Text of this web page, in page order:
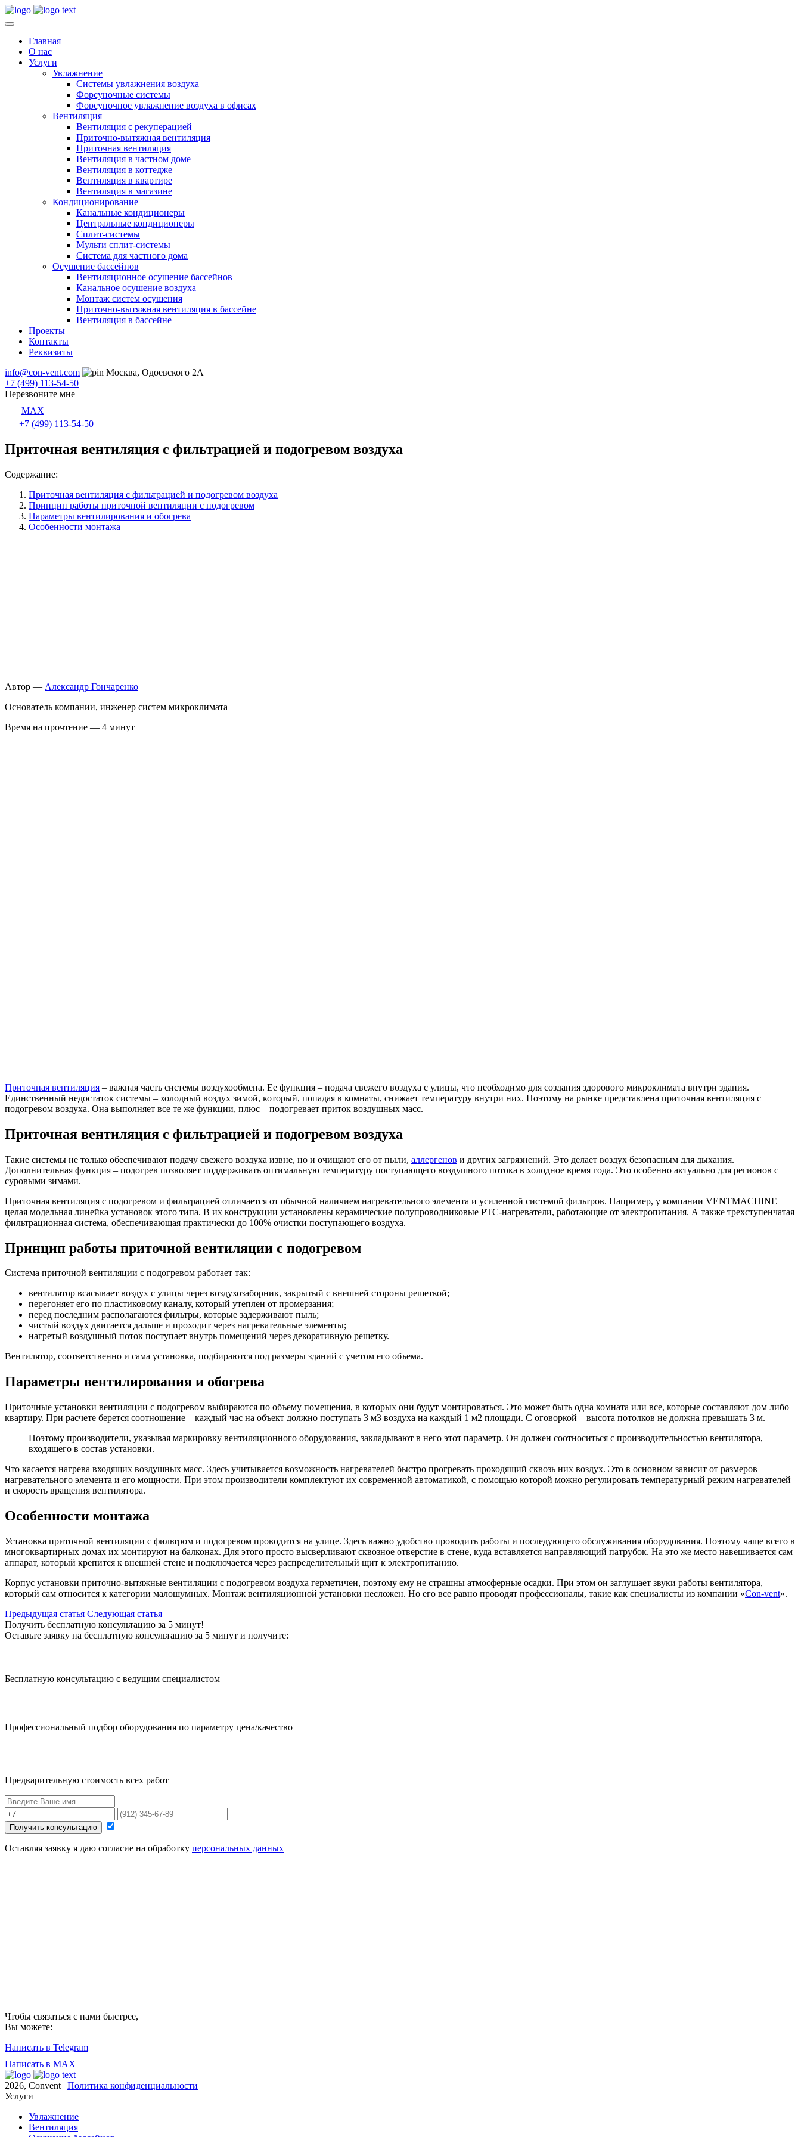
Главная
О нас
Услуги
Увлажнение
Системы увлажнения воздуха
Форсуночные системы
Форсуночное увлажнение воздуха в офисах
Вентиляция
Вентиляция с рекуперацией
Приточно-вытяжная вентиляция
Приточная вентиляция
Вентиляция в частном доме
Вентиляция в коттедже
Вентиляция в квартире
Вентиляция в магазине
Кондиционирование
Канальные кондиционеры
Центральные кондиционеры
Сплит-системы
Мульти сплит-системы
Система для частного дома
Осушение бассейнов
Вентиляционное осушение бассейнов
Канальное осушение воздуха
Монтаж систем осушения
Приточно-вытяжная вентиляция в бассейне
Вентиляция в бассейне
Проекты
Контакты
Реквизиты
info@con-vent.com
Москва, Одоевского 2А
+7 (499) 113-54-50
Перезвоните мне
MAX
+7 (499) 113-54-50
Приточная вентиляция с фильтрацией и подогревом воздуха
Содержание:
Приточная вентиляция с фильтрацией и подогревом воздуха
Принцип работы приточной вентиляции с подогревом
Параметры вентилирования и обогрева
Особенности монтажа
Автор — Александр Гончаренко
Основатель компании, инженер систем микроклимата
Время на прочтение — 4 минут
Приточная вентиляция – важная часть системы воздухообмена. Ее функция – подача свежего воздуха с улицы, что необходимо для создания здорового микроклимата внутри здания.
Единственный недостаток системы – холодный воздух зимой, который, попадая в комнаты, снижает температуру внутри них. Поэтому на рынке представлена приточная вентиляция с
подогревом воздуха. Она выполняет все те же функции, плюс – подогревает приток воздушных масс.
Приточная вентиляция с фильтрацией и подогревом воздуха
Такие системы не только обеспечивают подачу свежего воздуха извне, но и очищают его от пыли, аллергенов и других загрязнений. Это делает воздух безопасным для дыхания.
Дополнительная функция – подогрев позволяет поддерживать оптимальную температуру поступающего воздушного потока в холодное время года. Это особенно актуально для регионов с
суровыми зимами.
Приточная вентиляция с подогревом и фильтрацией отличается от обычной наличием нагревательного элемента и усиленной системой фильтров. Например, у компании VENTMACHINE
целая модельная линейка установок этого типа. В их конструкции установлены керамические полупроводниковые РТС-нагреватели, работающие от электропитания. А также трехступенчатая
фильтрационная система, обеспечивающая практически до 100% очистки поступающего воздуха.
Принцип работы приточной вентиляции с подогревом
Система приточной вентиляции с подогревом работает так:
вентилятор всасывает воздух с улицы через воздухозаборник, закрытый с внешней стороны решеткой;
перегоняет его по пластиковому каналу, который утеплен от промерзания;
перед последним располагаются фильтры, которые задерживают пыль;
чистый воздух двигается дальше и проходит через нагревательные элементы;
нагретый воздушный поток поступает внутрь помещений через декоративную решетку.
Вентилятор, соответственно и сама установка, подбираются под размеры зданий с учетом его объема.
Параметры вентилирования и обогрева
Приточные установки вентиляции с подогревом выбираются по объему помещения, в которых они будут монтироваться. Это может быть одна комната или все, которые составляют дом либо
квартиру. При расчете берется соотношение – каждый час на объект должно поступать 3 м3 воздуха на каждый 1 м2 площади. С оговоркой – высота потолков не должна превышать 3 м.
Поэтому производители, указывая маркировку вентиляционного оборудования, закладывают в него этот параметр. Он должен соотноситься с производительностью вентилятора,
входящего в состав установки.
Что касается нагрева входящих воздушных масс. Здесь учитывается возможность нагревателей быстро прогревать проходящий сквозь них воздух. Это в основном зависит от размеров
нагревательного элемента и его мощности. При этом производители комплектуют их современной автоматикой, с помощью которой можно регулировать температурный режим нагревателей
и скорость вращения вентилятора.
Особенности монтажа
Установка приточной вентиляции с фильтром и подогревом проводится на улице. Здесь важно удобство проводить работы и последующего обслуживания оборудования. Поэтому чаще всего в
многоквартирных домах их монтируют на балконах. Для этого просто высверливают сквозное отверстие в стене, куда вставляется направляющий патрубок. На это же место навешивается сам
аппарат, который крепится к внешней стене и подключается через распределительный щит к электропитанию.
Корпус установки приточно-вытяжные вентиляции с подогревом воздуха герметичен, поэтому ему не страшны атмосферные осадки. При этом он заглушает звуки работы вентилятора,
который сам относится к категории малошумных. Монтаж вентиляционной установки несложен. Но его все равно проводят профессионалы, такие как специалисты из компании «Con-vent».
Предыдущая статья Cледующая статья
Получить бесплатную консультацию за 5 минут!
Оставьте заявку на бесплатную консультацию за 5 минут и получите:
Бесплатную консультацию с ведущим специалистом
Профессиональный подбор оборудования по параметру цена/качество
Предварительную стоимость всех работ
Получить консультацию
Оставляя заявку я даю согласие на обработку персональных данных
Чтобы связаться с нами быстрее,
Вы можете:
Написать в Telegram
Написать в MAX
2026, Convent | Политика конфиденциальности
Услуги
Увлажнение
Вентиляция